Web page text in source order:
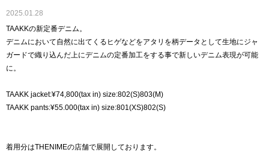
2025.01.28
TAAKKの新定番デニム。
デニムにおいて自然に出てくるヒゲなどをアタリを柄データとして生地にジャ
ガードで織り込んだ上にデニムの定番加工をする事で新しいデニム表現が可能
に。
TAAKK jacket:¥74,800(tax in) size:802(S)803(M)
TAAKK pants:¥55.000(tax in) size:801(XS)802(S)
着用分はTHENIMEの店舗で展開しております。